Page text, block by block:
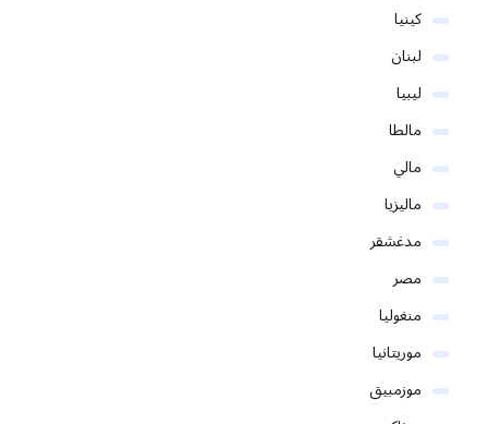
كينيا
لبنان
ليبيا
مالطا
مالي
ماليزيا
مدغشقر
مصر
منغوليا
موريتانيا
موزمبيق